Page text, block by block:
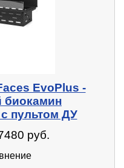
EvoPlus -
биокамин
пультом ДУ
руб.